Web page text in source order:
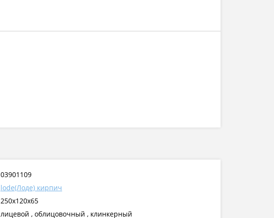
03901109
lode(Лоде) кирпич
250x120x65
лицевой , облицовочный , клинкерный